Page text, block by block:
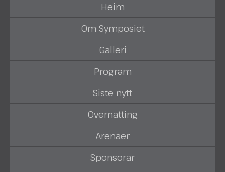
Heim
Om Symposiet
Galleri
Program
Siste nytt
Overnatting
Arenaer
Sponsorar